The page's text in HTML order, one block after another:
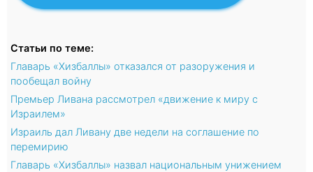
Статьи по теме:
Главарь «Хизбаллы» отказался от разоружения и
пообещал войну
Премьер Ливана рассмотрел «движение к миру с
Израилем»
Израиль дал Ливану две недели на соглашение по
перемирию
Главарь «Хизбаллы» назвал национальным унижением